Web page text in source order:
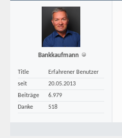
Bankkaufmann
Title
Erfahrener Benutzer
seit
20.05.2013
Beiträge
6.979
Danke
518